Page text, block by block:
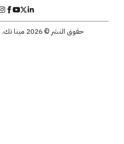
حقوق النشر © 2026 مينا تك. جميع الحقوق محفوظة.